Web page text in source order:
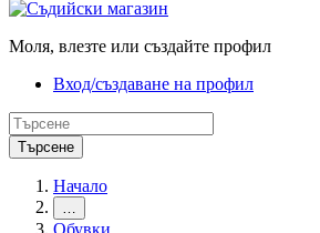
Моля, влезте или създайте профил
Вход/създаване на профил
Търсене
Начало
…